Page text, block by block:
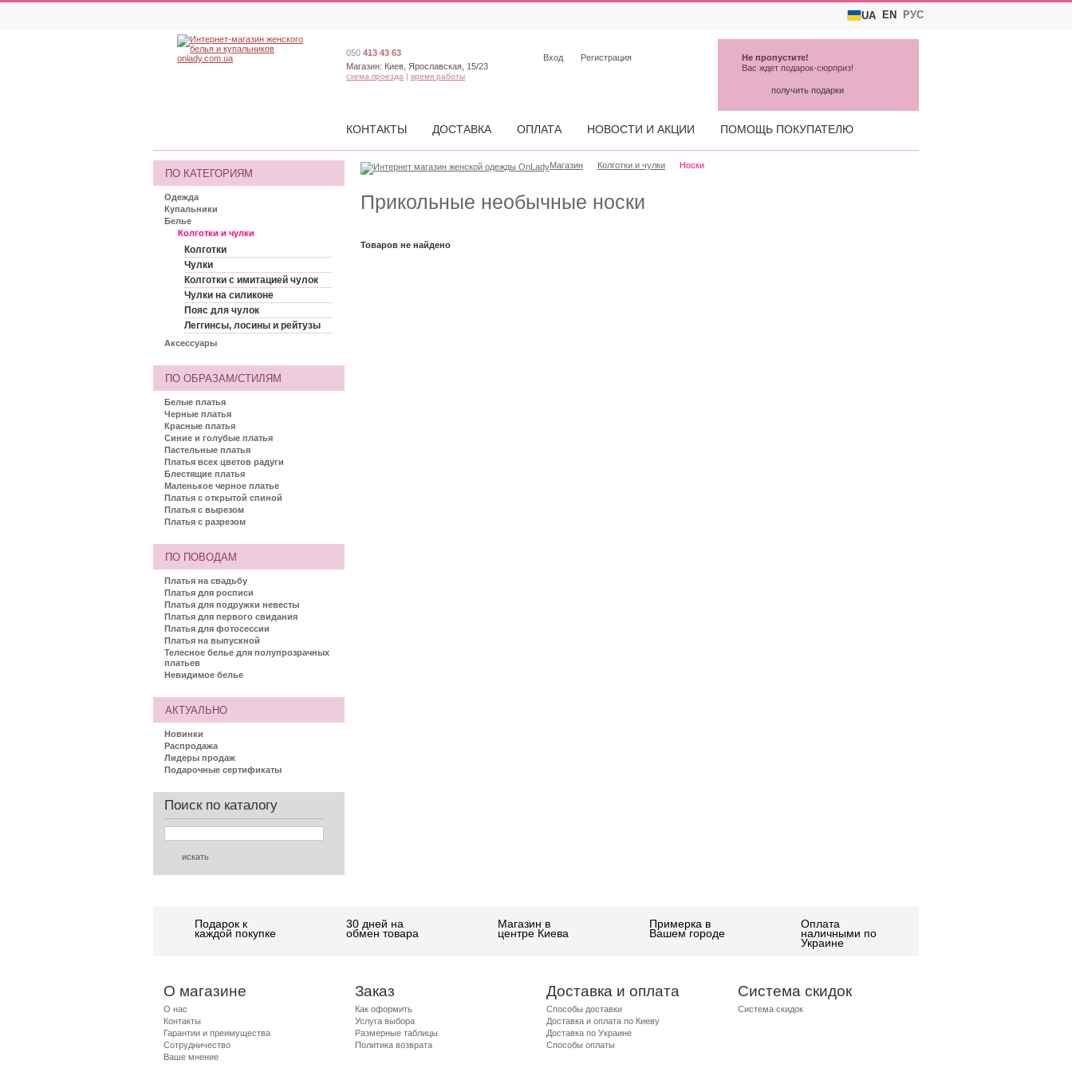
UA EN РУС
Прикольные необычные носки
Товаров не найдено
Магазин Колготки и чулки Носки
ПО КАТЕГОРИЯМ
Одежда
Купальники
Белье
Колготки и чулки
Колготки
Чулки
Колготки с имитацией чулок
Чулки на силиконе
Пояс для чулок
Леггинсы, лосины и рейтузы
Аксессуары
ПО ОБРАЗАМ/СТИЛЯМ
Белые платья
Черные платья
Красные платья
Синие и голубые платья
Пастельные платья
Платья всех цветов радуги
Блестящие платья
Маленькое черное платье
Платья с открытой спиной
Платья с вырезом
Платья с разрезом
ПО ПОВОДАМ
Платья на свадьбу
Платья для росписи
Платья для подружки невесты
Платья для первого свидания
Платья для фотосессии
Платья на выпускной
Телесное белье для полупрозрачных
платьев
Невидимое белье
АКТУАЛЬНО
Новинки
Распродажа
Лидеры продаж
Подарочные сертификаты
Поиск по каталогу
050 413 43 63
Магазин: Киев, Ярославская, 15/23
схема проезда | время работы
Вход Регистрация
КОНТАКТЫ ДОСТАВКА ОПЛАТА НОВОСТИ И АКЦИИ ПОМОЩЬ ПОКУПАТЕЛЮ
Не пропустите!
Вас ждет подарок-сюрприз!
получить подарки
Подарок к
каждой покупке
30 дней на
обмен товара
Магазин в
центре Киева
Примерка в
Вашем городе
Оплата
наличными по
Украине
О магазине
О нас
Контакты
Гарантии и преимущества
Сотрудничество
Ваше мнение
Заказ
Как оформить
Услуга выбора
Размерные таблицы
Политика возврата
Доставка и оплата
Способы доставки
Доставка и оплата по Киеву
Доставка по Украине
Способы оплаты
Система скидок
Система скидок